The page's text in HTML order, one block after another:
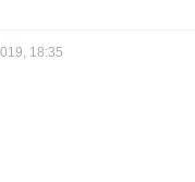
18:35